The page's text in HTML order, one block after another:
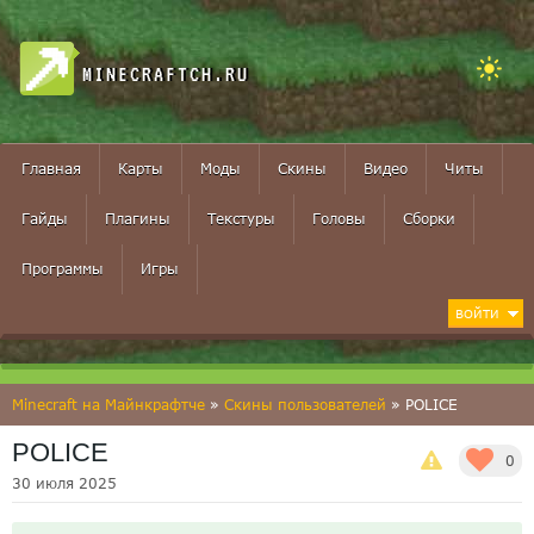
MINECRAFTCH.RU
Главная Карты Моды Скины Видео Читы
Гайды Плагины Текстуры Головы Сборки
Программы Игры
ВОЙТИ
Minecraft на Майнкрафтче » Скины пользователей » POLICE
0
POLICE
30 июля 2025